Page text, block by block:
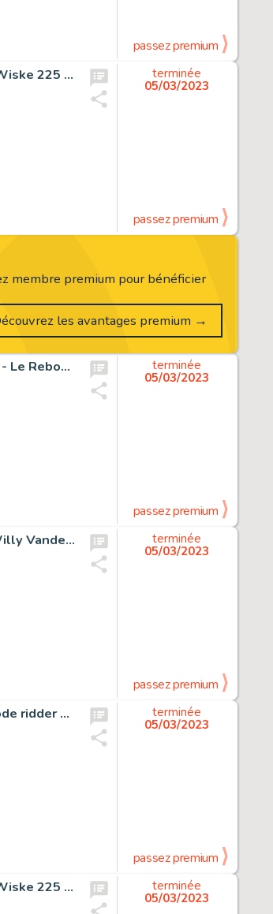
passez premium
Studio Vandersteen / Paul Geerts - Originele pagina (p.10) Suske en Wiske 225 - De goalgetter - (1990)
terminée
05/03/2023
passez premium
Krings, Jean-Marc - Planche originale - Bob et Bobette (Hommage) T3 - Le Reboutant rebouteux - (2019)
terminée
05/03/2023
passez premium
Suske en Wiske RV-30 - De stemmenrover - met opdrachttekening Willy Vandersteen - Agrafé - EO - (1957)
terminée
05/03/2023
passez premium
Biddeloo, Karel / Studio Vandersteen - Originele pagina (p.18) - De Rode ridder 37 - De wilde jacht - (1968)
terminée
05/03/2023
passez premium
Studio Vandersteen / Paul Geerts - Originele pagina (p.30) Suske en Wiske 225 - De goalgetter - (1990)
terminée
05/03/2023
membre premium pour bénéficier
les avantages premium →